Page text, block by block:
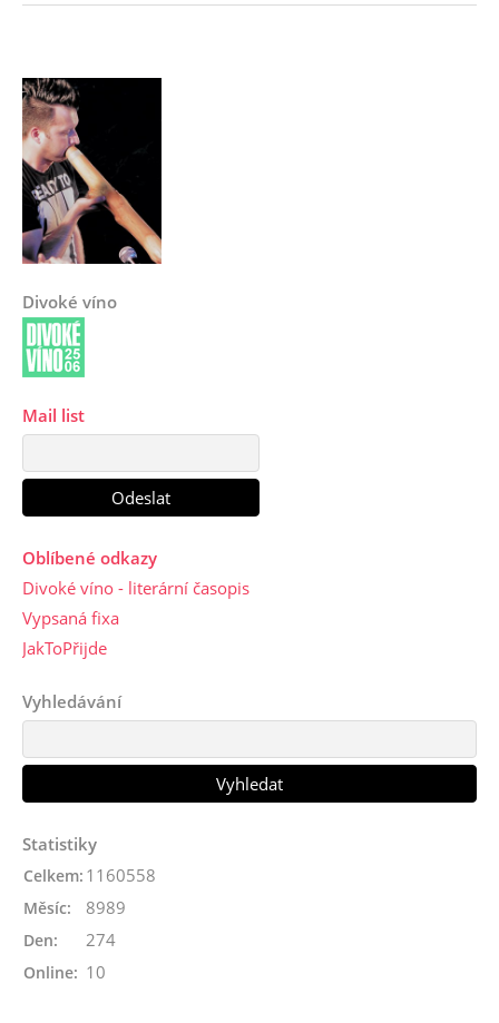
Divoké víno
Mail list
Oblíbené odkazy
Divoké víno - literární časopis
Vypsaná fixa
JakToPřijde
Vyhledávání
Statistiky
Online: 10
Celkem: 1160558
Měsíc: 8989
Den: 274